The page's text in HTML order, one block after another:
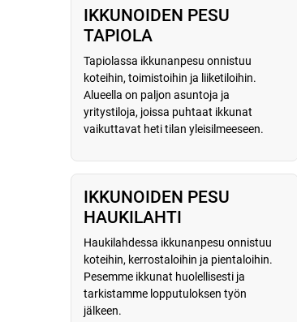
IKKUNOIDEN PESU
TAPIOLA
Tapiolassa ikkunanpesu onnistuu
koteihin, toimistoihin ja liiketiloihin.
Alueella on paljon asuntoja ja
yritystiloja, joissa puhtaat ikkunat
vaikuttavat heti tilan yleisilmeeseen.
IKKUNOIDEN PESU
HAUKILAHTI
Haukilahdessa ikkunanpesu onnistuu
koteihin, kerrostaloihin ja pientaloihin.
Pesemme ikkunat huolellisesti ja
tarkistamme lopputuloksen työn
jälkeen.